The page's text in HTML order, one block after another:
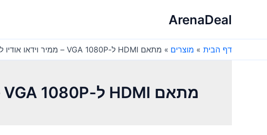
ArenaDeal
דף הבית מוצרים מתאם HDMI ל-VGA 1080P – ממיר וידאו אודיו למחשב
מתאם HDMI ל-VGA 1080P – ממיר וידאו אודיו למחשב